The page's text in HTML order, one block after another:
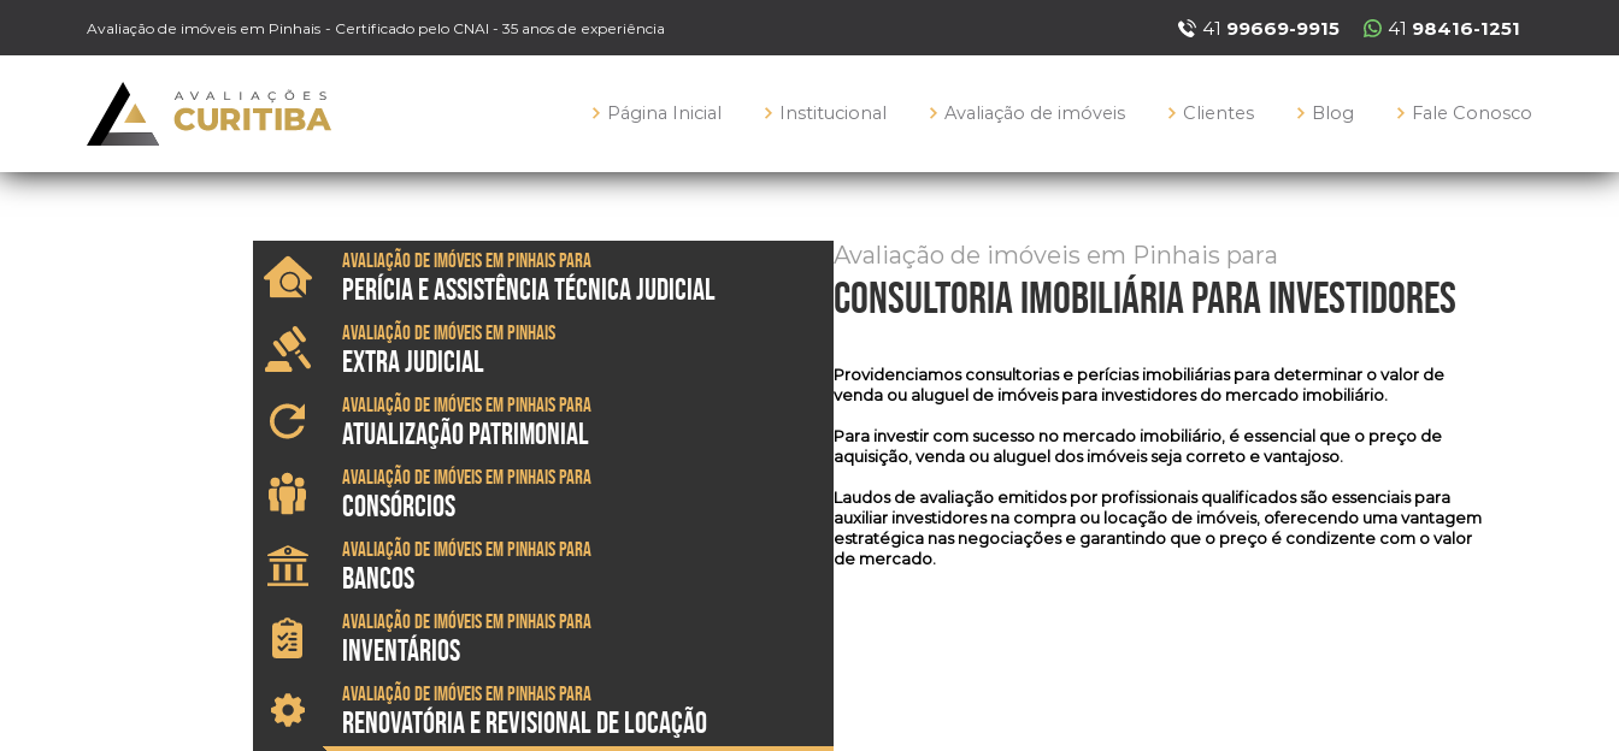
Avaliação de imóveis em Pinhais - Certificado pelo CNAI - 35 anos de experiência 41 99669-9915 41 98416-1251
Página Inicial Institucional Avaliação de imóveis Clientes Blog Fale Conosco
Avaliação de imóveis em Pinhais para
PERÍCIA E ASSISTÊNCIA TÉCNICA JUDICIAL
Avaliação de imóveis em Pinhais
EXTRA JUDICIAL
Avaliação de imóveis em Pinhais para
ATUALIZAÇÃO PATRIMONIAL
Avaliação de imóveis em Pinhais para
CONSÓRCIOS
Avaliação de imóveis em Pinhais para
BANCOS
Avaliação de imóveis em Pinhais para
INVENTÁRIOS
Avaliação de imóveis em Pinhais para
RENOVATÓRIA E REVISIONAL DE LOCAÇÃO
Avaliação de imóveis em Pinhais para
consultoria imobiliária para investidores
Providenciamos consultorias e perícias imobiliárias para determinar o valor de
venda ou aluguel de imóveis para investidores do mercado imobiliário.
Para investir com sucesso no mercado imobiliário, é essencial que o preço de
aquisição, venda ou aluguel dos imóveis seja correto e vantajoso.
Laudos de avaliação emitidos por profissionais qualificados são essenciais para
auxiliar investidores na compra ou locação de imóveis, oferecendo uma vantagem
estratégica nas negociações e garantindo que o preço é condizente com o valor
de mercado.